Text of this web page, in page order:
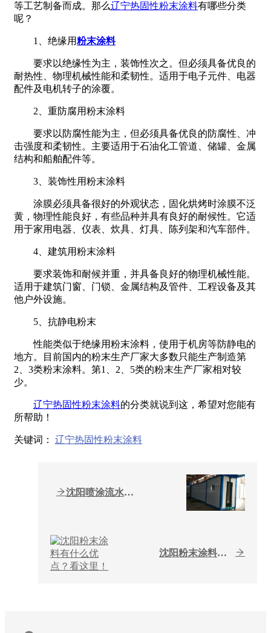
等工艺制备而成。那么辽宁热固性粉末涂料有哪些分类
呢？
1、绝缘用粉末涂料
要求以绝缘性为主，装饰性次之。但必须具备优良的
耐热性、物理机械性能和柔韧性。适用于电子元件、电器
配件及电机转子的涂覆。
2、重防腐用粉末涂料
要求以防腐性能为主，但必须具备优良的防腐性、冲
击强度和柔韧性。主要适用于石油化工管道、储罐、金属
结构和船舶配件等。
3、装饰性用粉末涂料
涂膜必须具备很好的外观状态，固化烘烤时涂膜不泛
黄，物理性能良好，有些品种并具有良好的耐候性。它适
用于家用电器、仪表、炊具、灯具、陈列架和汽车部件。
4、建筑用粉末涂料
要求装饰和耐候并重，并具备良好的物理机械性能。
适用于建筑门窗、门锁、金属结构及管件、工程设备及其
他户外设施。
5、抗静电粉末
性能类似于绝缘用粉末涂料，使用于机房等防静电的
地方。目前国内的粉末生产厂家大多数只能生产制造第
2、3类粉末涂料。第1、2、5类的粉末生产厂家相对较
少。
辽宁热固性粉末涂料的分类就说到这，希望对您能有
所帮助！
关键词： 辽宁热固性粉末涂料
沈阳喷涂流水线的注意事项...
沈阳粉末涂料有什么优点？...